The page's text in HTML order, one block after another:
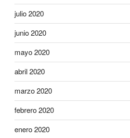
julio 2020
junio 2020
mayo 2020
abril 2020
marzo 2020
febrero 2020
enero 2020